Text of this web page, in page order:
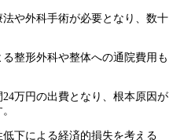
や外科手術が必要となり、数十
整形外科や整体への通院費用も
万円の出費となり、根本原因が
下による経済的損失を考える